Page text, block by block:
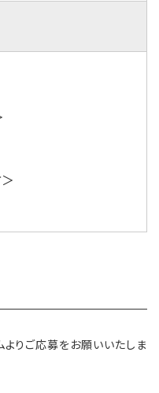
りご応募をお願いいたしま